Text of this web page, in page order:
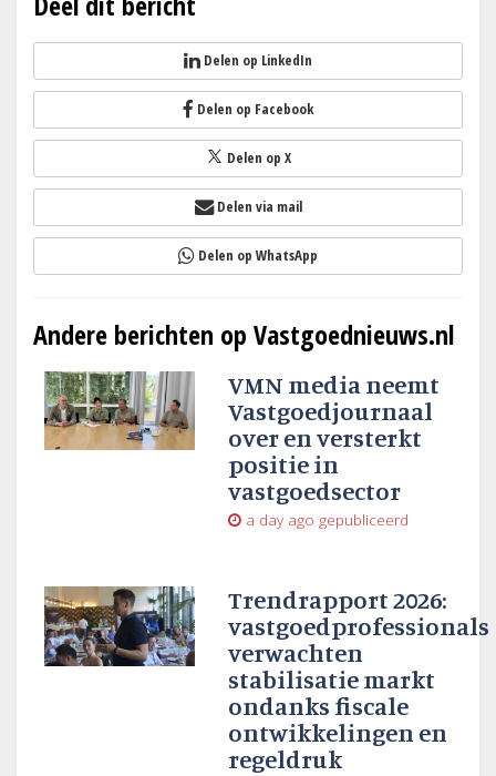
Delen op LinkedIn
Delen op Facebook
Delen op X
Delen via mail
Delen op WhatsApp
Andere berichten op Vastgoednieuws.nl
VMN media neemt
Vastgoedjournaal
over en versterkt
positie in
vastgoedsector
a day ago gepubliceerd
Trendrapport 2026:
vastgoedprofessionals
verwachten
stabilisatie markt
ondanks fiscale
ontwikkelingen en
regeldruk